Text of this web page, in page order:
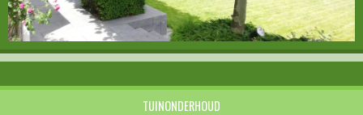
TUINONDERHOUD